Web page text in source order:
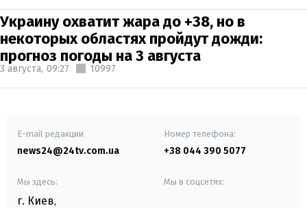
Украину охватит жара до +38, но в
некоторых областях пройдут дожди:
прогноз погоды на 3 августа
3 августа, 09:27 10997
E-mail редакции
news24@24tv.com.ua
Номер телефона:
+38 044 390 5077
Мы здесь:
г. Киев,
Мы в соцсетях: